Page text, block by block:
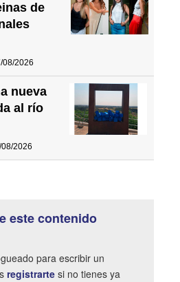
de
08/2026
nueva
al río
08/2026
este contenido
para escribir un
registrarte si no tienes ya